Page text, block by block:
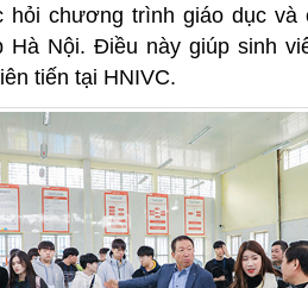
hỏi chương trình giáo dục và
Nội. Điều này giúp sinh
tiến tại HNIVC.